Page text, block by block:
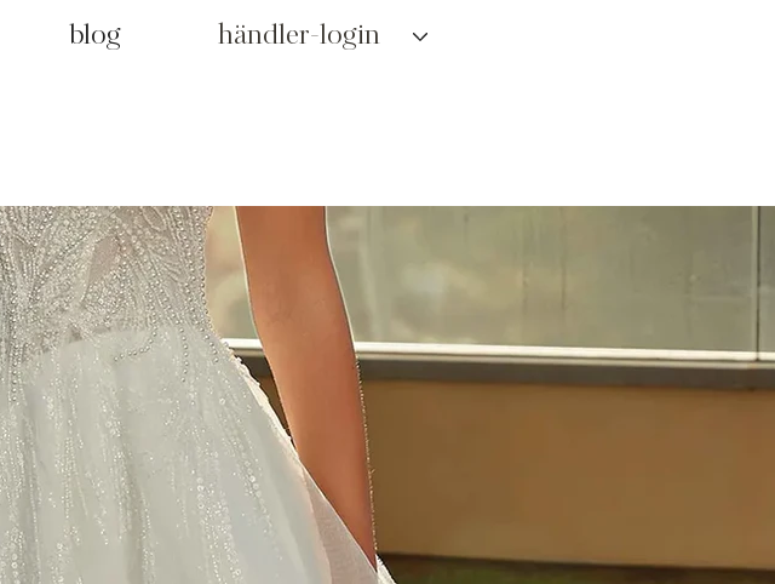
blog händler-login